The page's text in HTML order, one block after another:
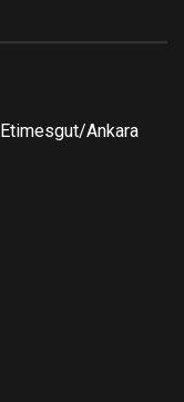
Etimesgut/Ankara